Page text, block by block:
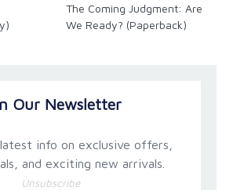
The Coming Judgment: Are
We Ready? (Paperback)
Our Newsletter
info on exclusive offers,
and exciting new arrivals.
Unsubscribe